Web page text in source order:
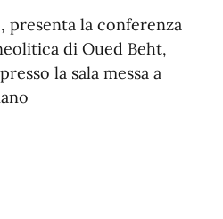
presenta la conferenza
di Oued Beht,
la sala messa a